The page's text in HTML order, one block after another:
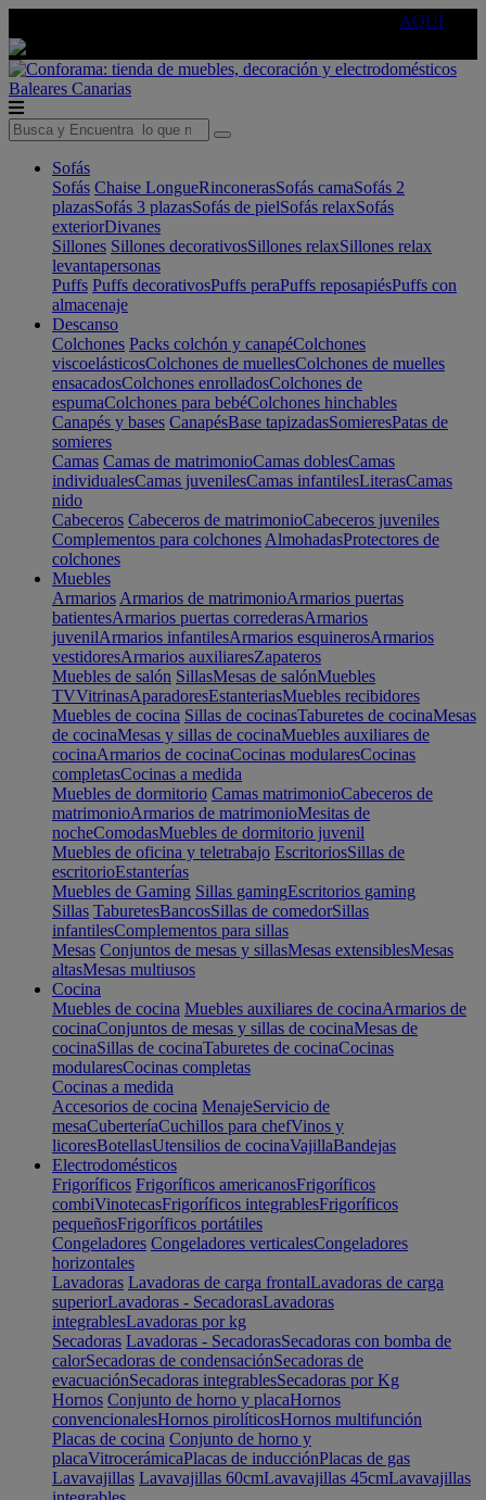
AQUÍ
Baleares Canarias
Sofás
Sofás Chaise LongueRinconerasSofás camaSofás 2
plazasSofás 3 plazasSofás de pielSofás relaxSofás
exteriorDivanes
Sillones Sillones decorativosSillones relaxSillones relax
levantapersonas
Puffs Puffs decorativosPuffs peraPuffs reposapiésPuffs con
almacenaje
Descanso
Colchones Packs colchón y canapéColchones
viscoelásticosColchones de muellesColchones de muelles
ensacadosColchones enrolladosColchones de
espumaColchones para bebéColchones hinchables
Canapés y bases CanapésBase tapizadasSomieresPatas de
somieres
Camas Camas de matrimonioCamas doblesCamas
individualesCamas juvenilesCamas infantilesLiterasCamas
nido
Cabeceros Cabeceros de matrimonioCabeceros juveniles
Complementos para colchones AlmohadasProtectores de
colchones
Muebles
Armarios Armarios de matrimonioArmarios puertas
batientesArmarios puertas correderasArmarios
juvenilArmarios infantilesArmarios esquinerosArmarios
vestidoresArmarios auxiliaresZapateros
Muebles de salón SillasMesas de salónMuebles
TVVitrinasAparadoresEstanteriasMuebles recibidores
Muebles de cocina Sillas de cocinasTaburetes de cocinaMesas
de cocinaMesas y sillas de cocinaMuebles auxiliares de
cocinaArmarios de cocinaCocinas modularesCocinas
completasCocinas a medida
Muebles de dormitorio Camas matrimonioCabeceros de
matrimonioArmarios de matrimonioMesitas de
nocheComodasMuebles de dormitorio juvenil
Muebles de oficina y teletrabajo EscritoriosSillas de
escritorioEstanterías
Muebles de Gaming Sillas gamingEscritorios gaming
Sillas TaburetesBancosSillas de comedorSillas
infantilesComplementos para sillas
Mesas Conjuntos de mesas y sillasMesas extensiblesMesas
altasMesas multiusos
Cocina
Muebles de cocina Muebles auxiliares de cocinaArmarios de
cocinaConjuntos de mesas y sillas de cocinaMesas de
cocinaSillas de cocinaTaburetes de cocinaCocinas
modularesCocinas completas
Cocinas a medida
Accesorios de cocina MenajeServicio de
mesaCuberteríaCuchillos para chefVinos y
licoresBotellasUtensilios de cocinaVajillaBandejas
Electrodomésticos
Frigoríficos Frigoríficos americanosFrigoríficos
combiVinotecasFrigoríficos integrablesFrigoríficos
pequeñosFrigoríficos portátiles
Congeladores Congeladores verticalesCongeladores
horizontales
Lavadoras Lavadoras de carga frontalLavadoras de carga
superiorLavadoras - SecadorasLavadoras
integrablesLavadoras por kg
Secadoras Lavadoras - SecadorasSecadoras con bomba de
calorSecadoras de condensaciónSecadoras de
evacuaciónSecadoras integrablesSecadoras por Kg
Hornos Conjunto de horno y placaHornos
convencionalesHornos pirolíticosHornos multifunción
Placas de cocina Conjunto de horno y
placaVitrocerámicaPlacas de inducciónPlacas de gas
Lavavajillas Lavavajillas 60cmLavavajillas 45cmLavavajillas